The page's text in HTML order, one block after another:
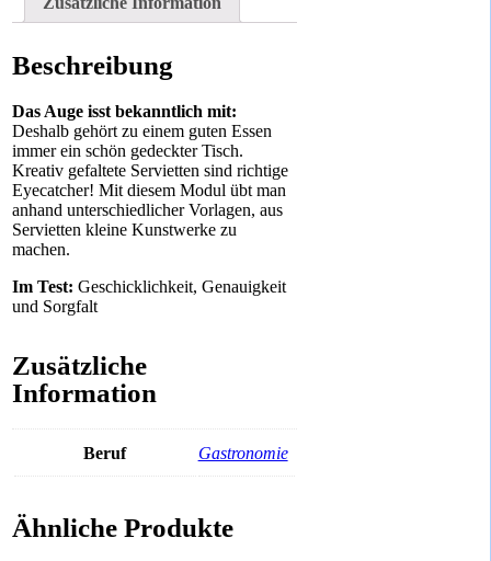
Beschreibung
Das Auge isst bekanntlich mit:
Deshalb gehört zu einem guten Essen
immer ein schön gedeckter Tisch.
Kreativ gefaltete Servietten sind richtige
Eyecatcher! Mit diesem Modul übt man
anhand unterschiedlicher Vorlagen, aus
Servietten kleine Kunstwerke zu
machen.
Im Test: Geschicklichkeit, Genauigkeit
und Sorgfalt
Zusätzliche
Information
Beruf Gastronomie
Ähnliche Produkte